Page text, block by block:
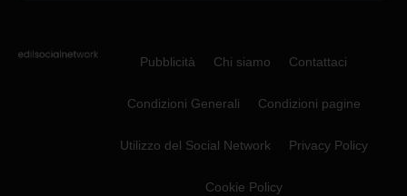
Pubblicità Chi siamo Contattaci
Condizioni Generali Condizioni pagine
Utilizzo del Social Network Privacy Policy
Cookie Policy